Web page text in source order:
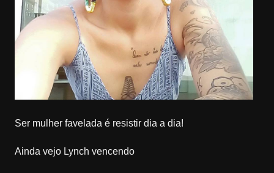
Ser mulher favelada é resistir dia a dia!
Ainda vejo Lynch vencendo